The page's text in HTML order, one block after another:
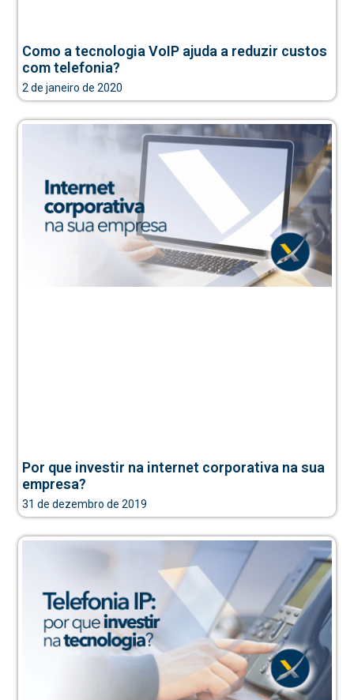
Como a tecnologia VoIP ajuda a reduzir custos
com telefonia?
2 de janeiro de 2020
Por que investir na internet corporativa na sua
empresa?
31 de dezembro de 2019